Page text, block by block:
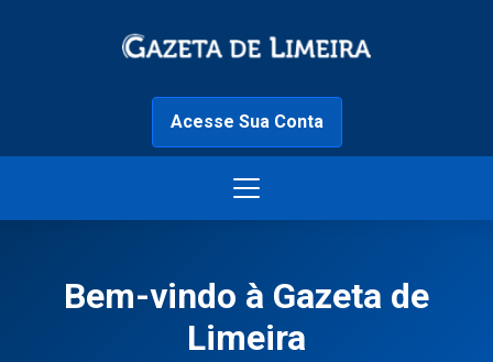
Acesse Sua Conta
Bem-vindo à Gazeta de
Limeira